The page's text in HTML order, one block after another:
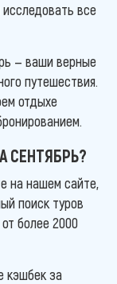
все
— ваши верные
путешествия.
отдыхе
СЕНТЯБРЬ?
на нашем сайте,
поиск туров
более 2000
кэшбек за